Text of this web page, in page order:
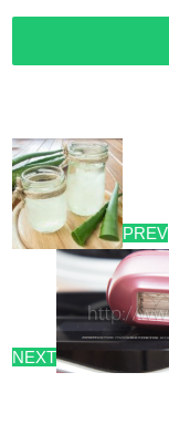
PREV
NEXT